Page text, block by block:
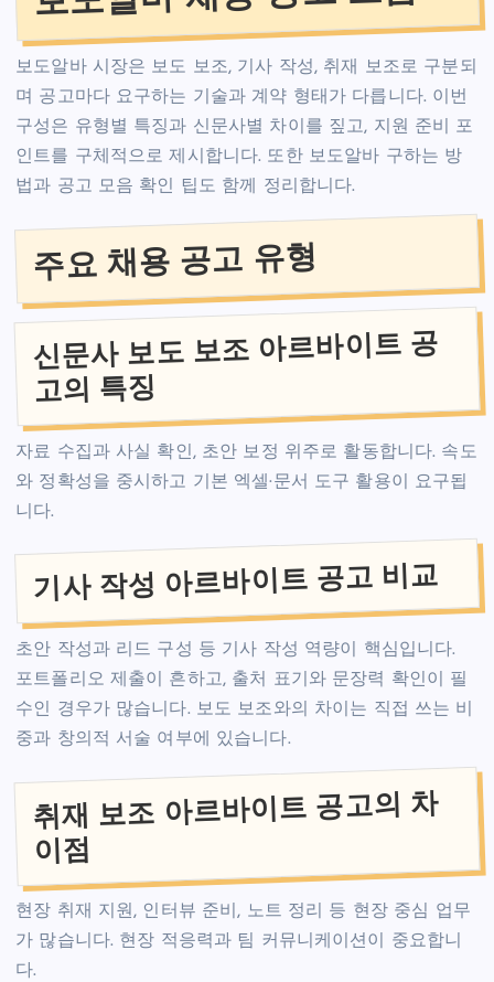
보도알바 시장은 보도 보조, 기사 작성, 취재 보조로 구분되
며 공고마다 요구하는 기술과 계약 형태가 다릅니다. 이번
구성은 유형별 특징과 신문사별 차이를 짚고, 지원 준비 포
인트를 구체적으로 제시합니다. 또한 보도알바 구하는 방
법과 공고 모음 확인 팁도 함께 정리합니다.
주요 채용 공고 유형
신문사 보도 보조 아르바이트 공
고의 특징
자료 수집과 사실 확인, 초안 보정 위주로 활동합니다. 속도
와 정확성을 중시하고 기본 엑셀·문서 도구 활용이 요구됩
니다.
기사 작성 아르바이트 공고 비교
초안 작성과 리드 구성 등 기사 작성 역량이 핵심입니다.
포트폴리오 제출이 흔하고, 출처 표기와 문장력 확인이 필
수인 경우가 많습니다. 보도 보조와의 차이는 직접 쓰는 비
중과 창의적 서술 여부에 있습니다.
취재 보조 아르바이트 공고의 차
이점
현장 취재 지원, 인터뷰 준비, 노트 정리 등 현장 중심 업무
가 많습니다. 현장 적응력과 팀 커뮤니케이션이 중요합니
다.